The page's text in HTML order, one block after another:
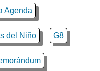
Agenda
del Niño G8